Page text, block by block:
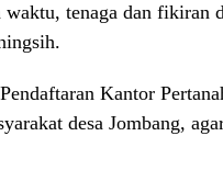
tenaga dan fikiran
Kantor
desa Jombang,